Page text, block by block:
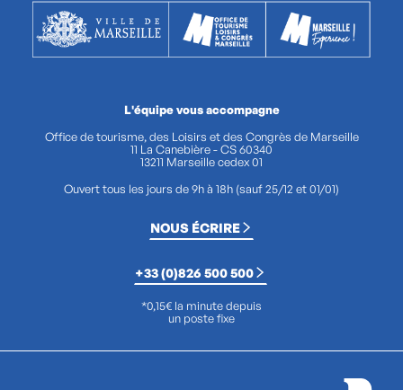
L'équipe vous accompagne
Office de tourisme, des Loisirs et des Congrès de Marseille
11 La Canebière - CS 60340
13211 Marseille cedex 01
Ouvert tous les jours de 9h à 18h (sauf 25/12 et 01/01)
NOUS ÉCRIRE
+33 (0)826 500 500
*0,15€ la minute depuis
un poste fixe